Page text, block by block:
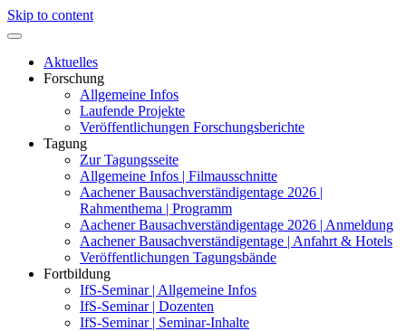
Skip to content
Aktuelles
Forschung
Allgemeine Infos
Laufende Projekte
Veröffentlichungen Forschungsberichte
Tagung
Zur Tagungsseite
Allgemeine Infos | Filmausschnitte
Aachener Bausachverständigentage 2026 |
Rahmenthema | Programm
Aachener Bausachverständigentage 2026 | Anmeldung
Aachener Bausachverständigentage | Anfahrt & Hotels
Veröffentlichungen Tagungsbände
Fortbildung
IfS-Seminar | Allgemeine Infos
IfS-Seminar | Dozenten
IfS-Seminar | Seminar-Inhalte